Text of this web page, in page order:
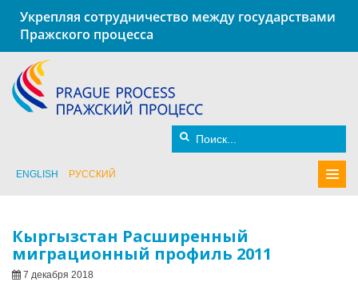
Укрепляя сотрудничество между государствами
Пражского процесса
ENGLISH РУССКИЙ
Кыргызстан Расширенный
миграционный профиль 2011
7 декабря 2018